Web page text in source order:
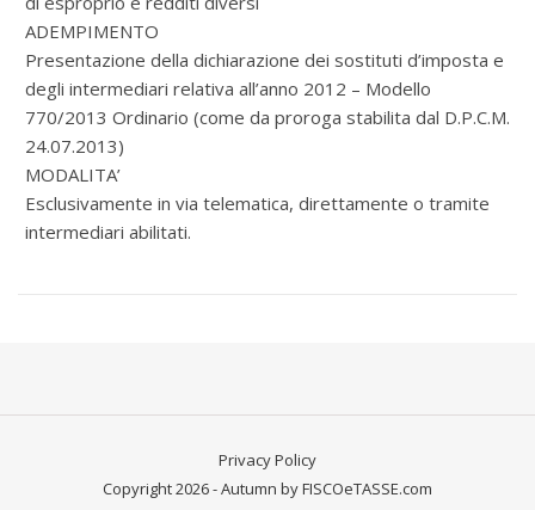
ADEMPIMENTO
Presentazione della dichiarazione dei sostituti d’imposta e
degli intermediari relativa all’anno 2012 – Modello
770/2013 Ordinario (come da proroga stabilita dal D.P.C.M.
24.07.2013)
MODALITA’
Esclusivamente in via telematica, direttamente o tramite
intermediari abilitati.
Privacy Policy
Copyright 2026 - Autumn by FISCOeTASSE.com